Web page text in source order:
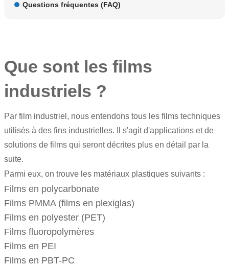
Questions fréquentes (FAQ)
Que sont les films
industriels ?
Par film industriel, nous entendons tous les films techniques
utilisés à des fins industrielles. Il s'agit d'applications et de
solutions de films qui seront décrites plus en détail par la
suite.
Parmi eux, on trouve les matériaux plastiques suivants :
Films en polycarbonate
Films PMMA (films en plexiglas)
Films en polyester (PET)
Films fluoropolymères
Films en PEI
Films en PBT-PC